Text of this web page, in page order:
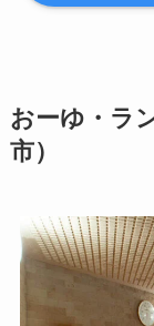
おーゆ・ラ
市）